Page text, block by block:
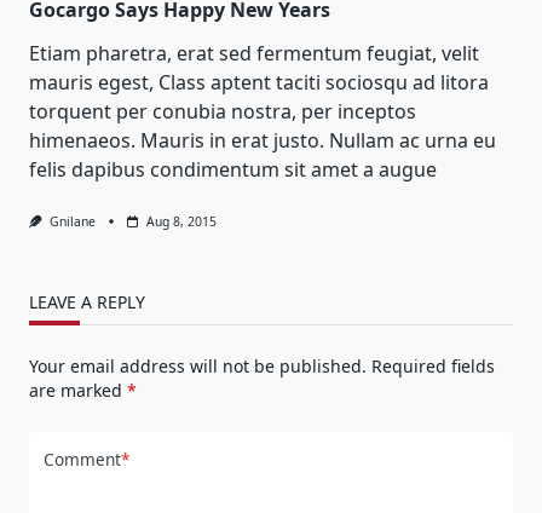
Gocargo Says Happy New Years
Etiam pharetra, erat sed fermentum feugiat, velit
mauris egest, Class aptent taciti sociosqu ad litora
torquent per conubia nostra, per inceptos
himenaeos. Mauris in erat justo. Nullam ac urna eu
felis dapibus condimentum sit amet a augue
Gnilane Aug 8, 2015
LEAVE A REPLY
Your email address will not be published. Required fields
are marked *
Comment*